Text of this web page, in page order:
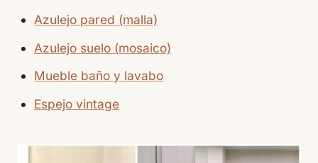
Azulejo pared (malla)
Azulejo suelo (mosaico)
Mueble baño y lavabo
Espejo vintage